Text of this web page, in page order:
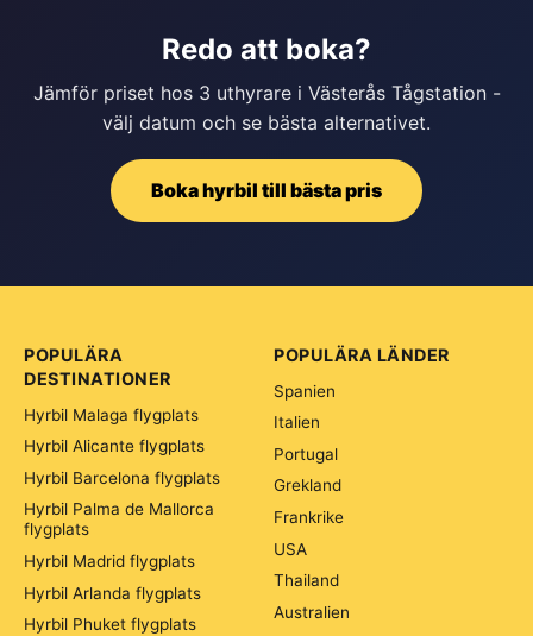
Redo att boka?
Jämför priset hos 3 uthyrare i Västerås Tågstation -
välj datum och se bästa alternativet.
Boka hyrbil till bästa pris
POPULÄRA
DESTINATIONER
Hyrbil Malaga flygplats
Hyrbil Alicante flygplats
Hyrbil Barcelona flygplats
Hyrbil Palma de Mallorca
flygplats
Hyrbil Madrid flygplats
Hyrbil Arlanda flygplats
Hyrbil Phuket flygplats
POPULÄRA LÄNDER
Spanien
Italien
Portugal
Grekland
Frankrike
USA
Thailand
Australien